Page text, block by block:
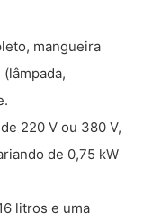
mangueira
220 V ou 380 V,
de 0,75 kW
litros e uma